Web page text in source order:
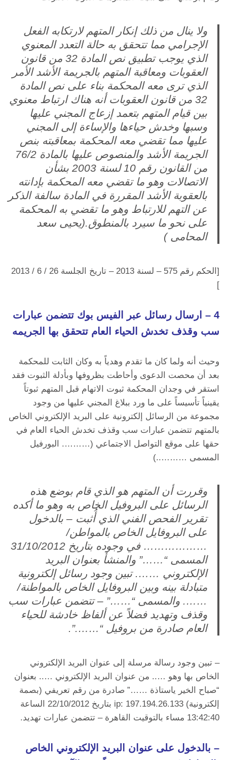
ولا ينال من ذلك إنكار المتهم لارتكابه الفعل
الإجرامي مما تتحقق به حالة التعدد المعنوي
الذي يوجب تطبيق نص المادة 32 من قانون
العقوبات ومعاقبة المتهم بالجريمة الأشد الأمر
الذي ترى معه المحكمة بناء على نص المادة
32 من قانون العقوبات أنه هناك ارتباط معنوي
بين قيام المتهم بتعمد إزعاج المجني عليها
وسبها وخدش حياءها والإساءة إلى المجني
عليها مما تقضي معه المحكمة بمعاقبته بنص
الجريمة الأشد والمنصوص عليها بالمادة 76/2
من القانون رقم 10 لسنة 2003 بشأن
الاتصالات وهو ما تقضي معه المحكمة بإدانته
بالعقوبة الأشد المقررة في المادة سالفة الذكر
عن التهم للارتباط وهو ما تقضي به المحكمة
على نحو ما سيرد بالمنطوق.(يحيى سعد
المحامى )
[الحكم رقم 575 – لسنة 2013 – تاريخ الجلسة 26 / 6 / 2013
]
4 – ارسال رسائل عبر الفيس بوك تتضمن عبارات
سب وقذف تخدش الحياء العام تتحقق بها الجريمه
وحيث أنه ولما كان ما تقدم وهدياً به وكان الثابت للمحكمة
بعد أن محصت الدعوى وأحاطت بظروفها وبأدلة الثبوت فقد
استقر في وجدان المحكمة ثبوت الاتهام قبل المتهم ثبوتاً
يقينياً تأسيساً على ما ورد ببلاغ المجني عليها من وجود
مجموعة من الرسائل إلكترونية على البريد الإلكتروني الخاص
بالمتهم تتضمن عبارات سب وقذف تخدش الحياء العام في
حقها على موقع التواصل الاجتماعي (………. البورفيل
المسمى ………..)
وقررت أن المتهم هو الذي قام بوضع هذه
الرسائل على البروفيل الخاص به وهو ما أكده
تقرير الفحص الفني الذي أُثبت – بالدخول
على البروفايل الخاص بالمواطن/
……………… في وجوده بتاريخ 31/10/2012
المسمى “……” والمنشأ بعنوان البريد
الإلكتروني ……. تبين وجود رسائل إلكترونية
متبادلة بينه وبين البروفايل الخاص بالمواطنة/
……. والمسمى “……” – تتضمن عبارات سب
وقذف وتهديد فضلاً عن ألفاظ خادشة للحياء
العام صادرة من بروفيل “…….”.
– تبين وجود رسالة مرسلة إلى عنوان البريد الإلكتروني
الخاص بها وهو ….. من عنوان البريد الإلكتروني ….. بعنوان
“صباح الخير ياستاذة ……” صادرة من رقم تعريفي (بصمة
إلكترونية) ip: 197.194.26.133 بتاريخ 22/10/2012 الساعة
13:42:40 مساء بالتوقيت القاهرة – تتضمن عبارات تهديد.
– بالدخول على عنوان البريد الإلكتروني الخاص